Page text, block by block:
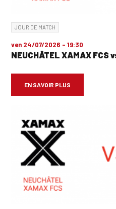
JOUR DE MATCH
ven 24/07/2026 - 19:30
NEUCHÂTEL XAMAX FCS
EN SAVOIR PLUS